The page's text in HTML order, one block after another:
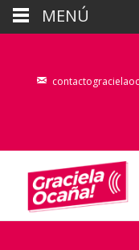
MENÚ